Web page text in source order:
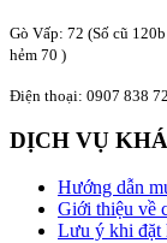
Gò Vấp: 72 (Số cũ
hẻm 70 )
Điện thoại: 0907 838
DỊCH VỤ
Hướng dẫn
Giới thiệu về
Lưu ý khi đặt